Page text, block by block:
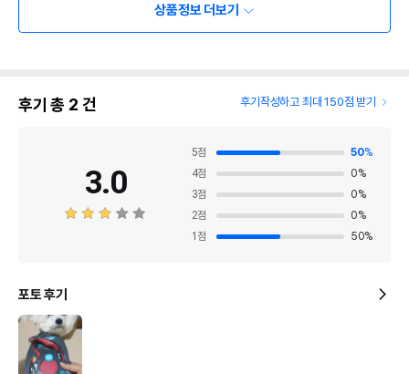
상품정보 더보기
후기 총 2 건 후기작성하고 최대 150점 받기
3.0
5점 50%
4점 0%
3점 0%
2점 0%
1 점 50%
포토 후기